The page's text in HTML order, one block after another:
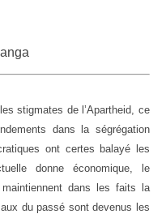
stigmates de l’Apartheid, ce
dans la ségrégation
ont certes balayé les
donne économique, le
dans les faits la
du passé sont devenus les